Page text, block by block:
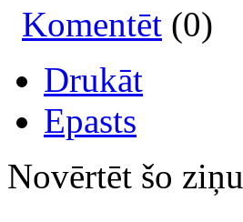
Komentēt (0)
Drukāt
Epasts
Novērtēt šo ziņu